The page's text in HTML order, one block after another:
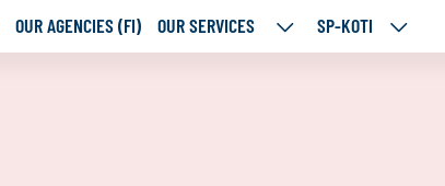
OUR AGENCIES (FI) OUR SERVICES
OUR
SP-KOTI
SP-